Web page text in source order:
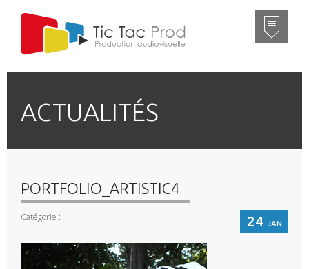
ACTUALITÉS
PORTFOLIO_ARTISTIC4
Catégorie : 24 JAN